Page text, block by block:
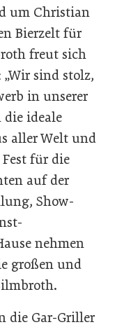
um Christian
Bierzelt für
freut sich
„Wir sind stolz,
in unserer
die ideale
aller Welt und
für die
auf der
Show-
nehmen
großen und
die Gar-Griller